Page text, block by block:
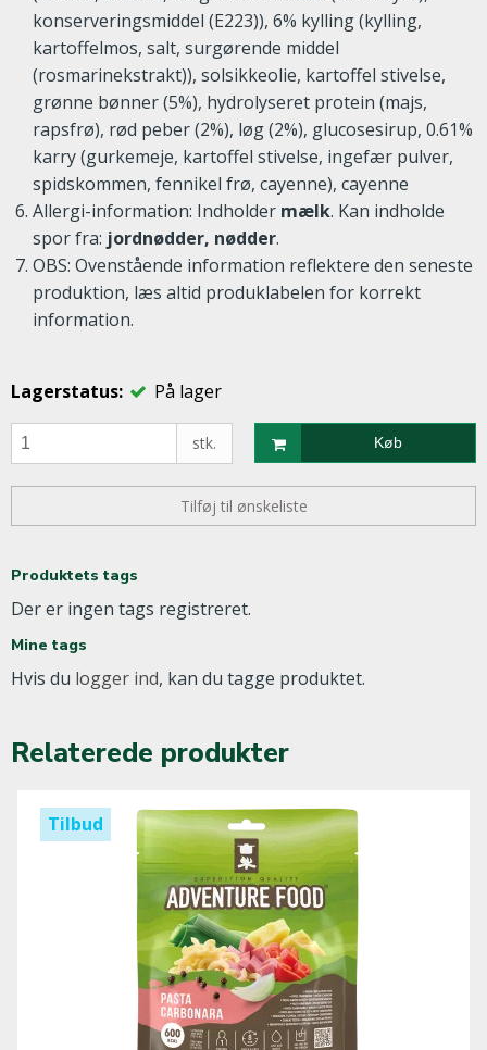
konserveringsmiddel (E223)), 6% kylling (kylling,
kartoffelmos, salt, surgørende middel
(rosmarinekstrakt)), solsikkeolie, kartoffel stivelse,
grønne bønner (5%), hydrolyseret protein (majs,
rapsfrø), rød peber (2%), løg (2%), glucosesirup, 0.61%
karry (gurkemeje, kartoffel stivelse, ingefær pulver,
spidskommen, fennikel frø, cayenne), cayenne
Allergi-information: Indholder mælk. Kan indholde
spor fra: jordnødder, nødder.
OBS: Ovenstående information reflektere den seneste
produktion, læs altid produklabelen for korrekt
information.
Lagerstatus: På lager
stk. Køb
Tilføj til ønskeliste
Produktets tags
Der er ingen tags registreret.
Mine tags
Hvis du logger ind, kan du tagge produktet.
Relaterede produkter
Tilbud